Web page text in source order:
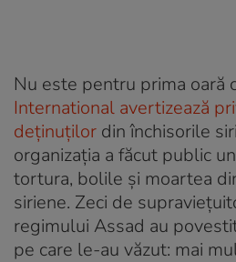
Nu este pentru prima oară
International avertizează
deținuților din închisorile
organizația a făcut public
tortura, bolile şi moartea
siriene. Zeci de
regimului Assad au
pe care le-au văzut: mai